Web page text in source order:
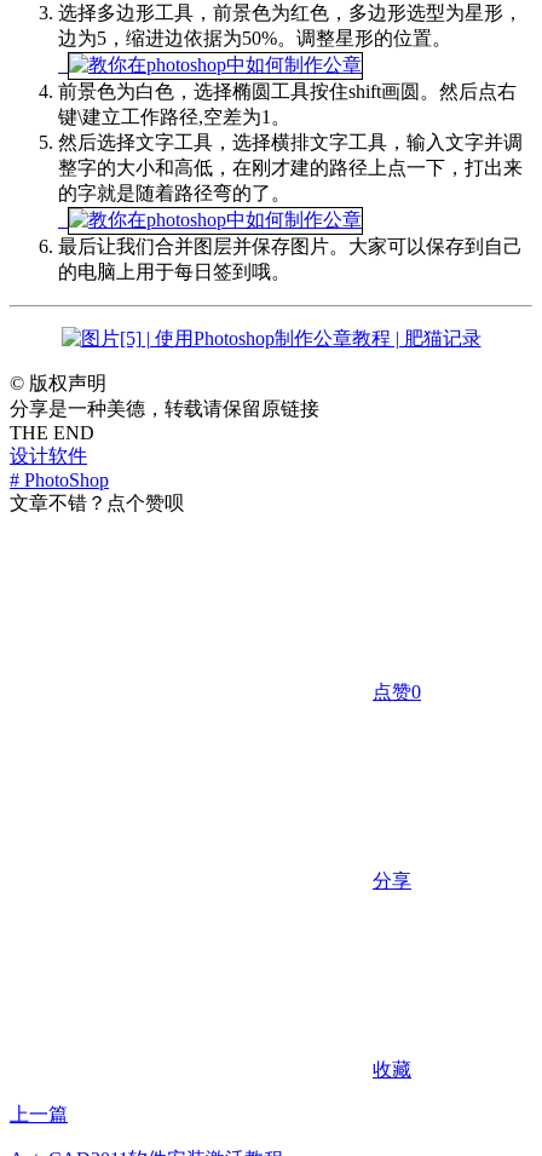
选择多边形工具，前景色为红色，多边形选型为星形，
边为5，缩进边依据为50%。调整星形的位置。
前景色为白色，选择椭圆工具按住shift画圆。然后点右
键\建立工作路径,空差为1。
然后选择文字工具，选择横排文字工具，输入文字并调
整字的大小和高低，在刚才建的路径上点一下，打出来
的字就是随着路径弯的了。
最后让我们合并图层并保存图片。大家可以保存到自己
的电脑上用于每日签到哦。
© 版权声明
分享是一种美德，转载请保留原链接
THE END
设计软件
# PhotoShop
文章不错？点个赞呗
点赞0
分享
收藏
上一篇